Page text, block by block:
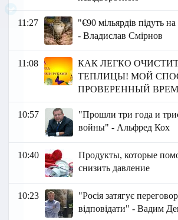
11:27
"€90 мільярдів підуть
- Владислав Смірнов
11:08
КАК ЛЕГКО
ТЕПЛИЦЫ! МОЙ
ПРОВЕРЕННЫЙ
10:57
"Прошли три года и
войны" - Альфред Кох
10:40
Продукты, которые
снизить давление
10:23
"Росія затягує
відповідати" - Вадим